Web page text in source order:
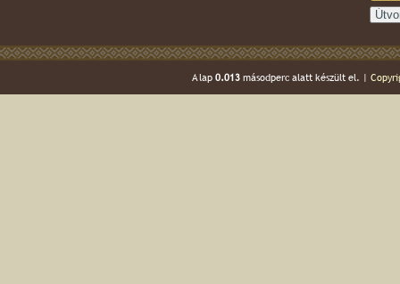
A lap 0.013másodperc alatt készült el. |